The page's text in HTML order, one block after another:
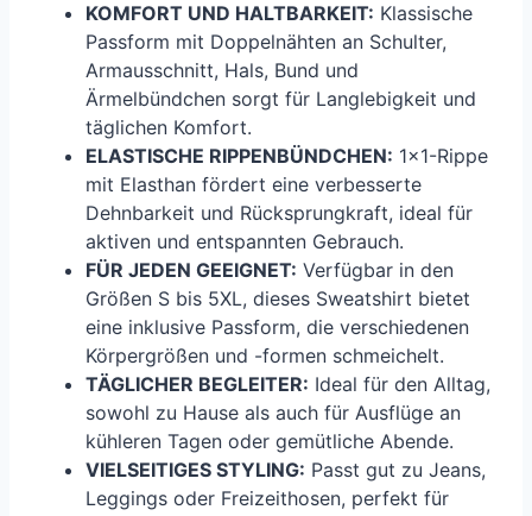
KOMFORT UND HALTBARKEIT: Klassische
Passform mit Doppelnähten an Schulter,
Armausschnitt, Hals, Bund und
Ärmelbündchen sorgt für Langlebigkeit und
täglichen Komfort.
ELASTISCHE RIPPENBÜNDCHEN: 1×1-Rippe
mit Elasthan fördert eine verbesserte
Dehnbarkeit und Rücksprungkraft, ideal für
aktiven und entspannten Gebrauch.
FÜR JEDEN GEEIGNET: Verfügbar in den
Größen S bis 5XL, dieses Sweatshirt bietet
eine inklusive Passform, die verschiedenen
Körpergrößen und -formen schmeichelt.
TÄGLICHER BEGLEITER: Ideal für den Alltag,
sowohl zu Hause als auch für Ausflüge an
kühleren Tagen oder gemütliche Abende.
VIELSEITIGES STYLING: Passt gut zu Jeans,
Leggings oder Freizeithosen, perfekt für